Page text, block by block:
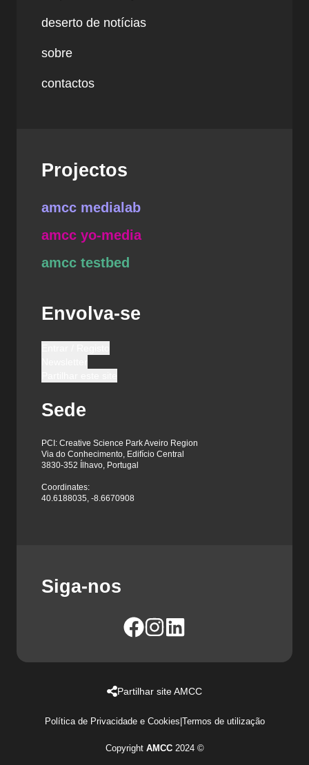
deserto de notícias
sobre
contactos
Projectos
amcc medialab
amcc yo-media
amcc testbed
Envolva-se
Sede
PCI: Creative Science Park Aveiro Region
Via do Conhecimento, Edifício Central
3830-352 Ílhavo, Portugal
Coordinates:
40.6188035, -8.6670908
Siga-nos
Partilhar site AMCC
Política de Privacidade e Cookies|Termos de utilização
Copyright AMCC2024 ©